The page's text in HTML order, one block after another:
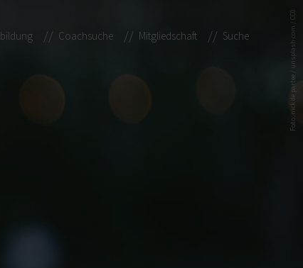
Coachsuche Mitgliedschaft Suche Foto: nick de partee / unsplash.com / CC0